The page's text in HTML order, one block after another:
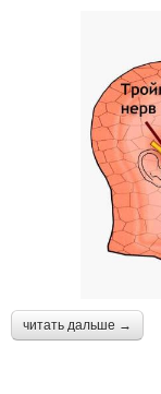
читать дальше →